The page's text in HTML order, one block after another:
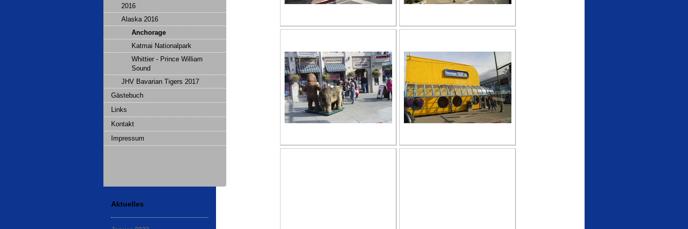
2016
Alaska 2016
Anchorage
Katmai Nationalpark
Whittier - Prince William
Sound
JHV Bavarian Tigers 2017
Gästebuch
Links
Kontakt
Impressum
Aktuelles